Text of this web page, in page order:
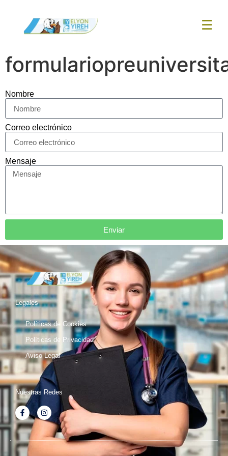
☰
Nombre
Correo electrónico
Mensaje
Enviar
Legales
Políticas de Cookies
Políticas de Privacidad
Aviso Legal
Nuestras Redes